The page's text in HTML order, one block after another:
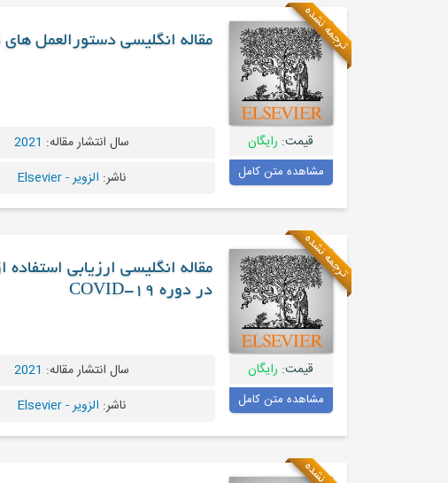
ترجمه نشده
قیمت: رایگان
مشاهده متن کامل
مقاله انگلیسی دستورالعمل های JAID / JSC برای مدیریت بالینی بیماری های عفونی
سال انتشار مقاله: 2021
ناشر: الزویر - Elsevier
ترجمه نشده
قیمت: رایگان
مشاهده متن کامل
مقاله انگلیسی ارزیابی
در دوره COVID-19
سال انتشار مقاله: 2021
ناشر: الزویر - Elsevier